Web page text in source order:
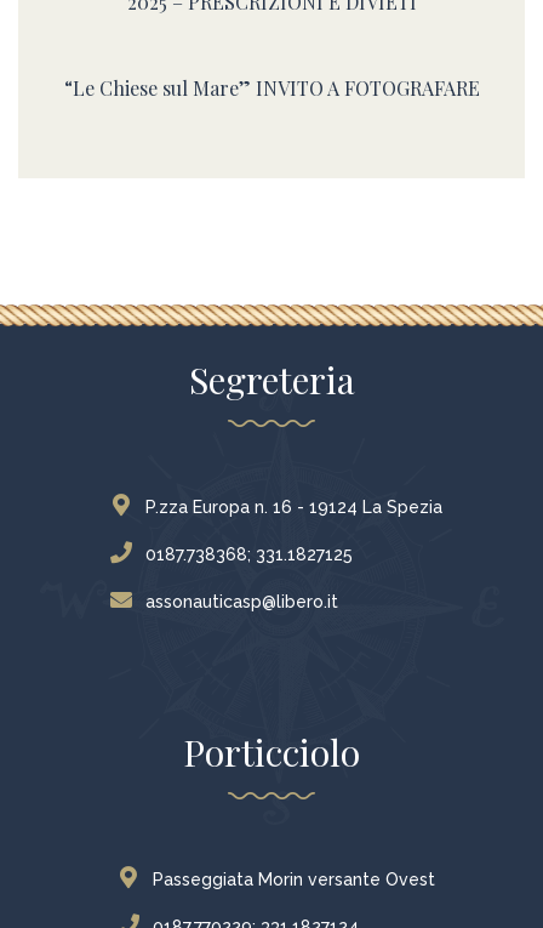
“Le Chiese sul Mare” INVITO A FOTOGRAFARE
Segreteria
P.zza Europa n. 16 - 19124 La Spezia
0187.738368; 331.1827125
assonauticasp@libero.it
Porticciolo
Passeggiata Morin versante Ovest